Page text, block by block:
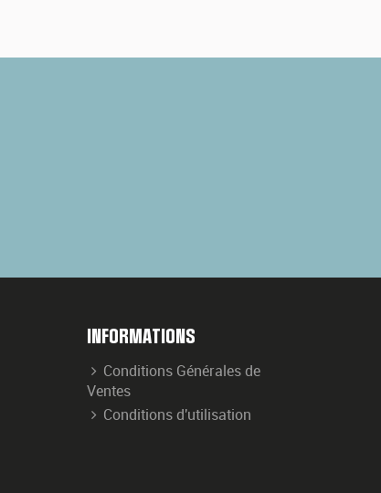
INFORMATIONS
Conditions Générales de
Ventes
Conditions d'utilisation